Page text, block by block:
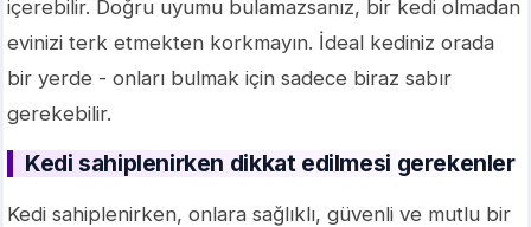
içerebilir. Doğru uyumu bulamazsanız, bir kedi olmadan
evinizi terk etmekten korkmayın. İdeal kediniz orada
bir yerde - onları bulmak için sadece biraz sabır
gerekebilir.
Kedi sahiplenirken dikkat edilmesi gerekenler
Kedi sahiplenirken, onlara sağlıklı, güvenli ve mutlu bir